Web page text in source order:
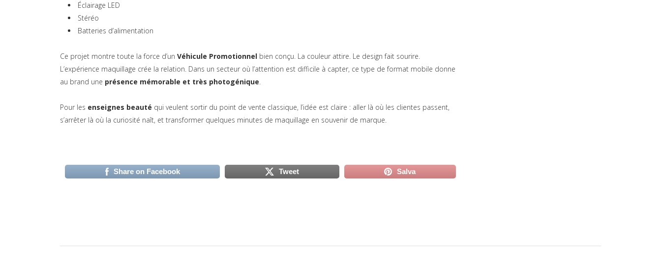
Éclairage LED
Stéréo
Batteries d’alimentation
Ce projet montre toute la force d’un Véhicule Promotionnel bien conçu. La couleur attire. Le design fait sourire.
L’expérience maquillage crée la relation. Dans un secteur où l’attention est difficile à capter, ce type de format mobile donne
au brand une présence mémorable et très photogénique.
Pour les enseignes beauté qui veulent sortir du point de vente classique, l’idée est claire : aller là où les clientes passent,
s’arrêter là où la curiosité naît, et transformer quelques minutes de maquillage en souvenir de marque.
Share on Facebook
Tweet
Salva